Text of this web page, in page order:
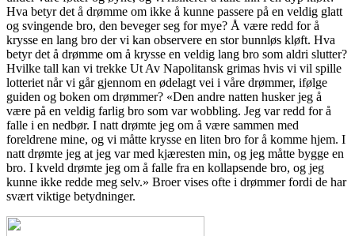
Hva betyr det å drømme om ikke å kunne passere på en veldig glatt
og svingende bro, den beveger seg for mye? Å være redd for å
krysse en lang bro der vi kan observere en stor bunnløs kløft. Hva
betyr det å drømme om å krysse en veldig lang bro som aldri slutter?
Hvilke tall kan vi trekke Ut Av Napolitansk grimas hvis vi vil spille
lotteriet når vi går gjennom en ødelagt vei i våre drømmer, ifølge
guiden og boken om drømmer? «Den andre natten husker jeg å
være på en veldig farlig bro som var wobbling. Jeg var redd for å
falle i en nedbør. I natt drømte jeg om å være sammen med
foreldrene mine, og vi måtte krysse en liten bro for å komme hjem. I
natt drømte jeg at jeg var med kjæresten min, og jeg måtte bygge en
bro. I kveld drømte jeg om å falle fra en kollapsende bro, og jeg
kunne ikke redde meg selv.» Broer vises ofte i drømmer fordi de har
svært viktige betydninger.